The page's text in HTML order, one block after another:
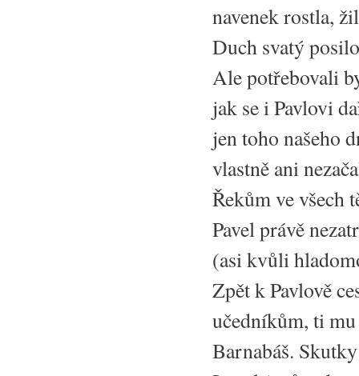
navenek rostla,
Duch svatý
Ale potřebovali
jak se i Pavlovi
jen toho našeho
vlastně ani
Řekům ve všech
Pavel právě
(asi kvůli
Zpět k Pavlově
učedníkům, ti
Barnabáš.